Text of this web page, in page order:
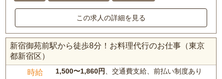
この求人の詳細を見る
新宿御苑前駅から徒歩8分！お料理代行のお仕事（東京
都新宿区）
時給 1,500〜1,860円 、交通費支給、前払い制度あり